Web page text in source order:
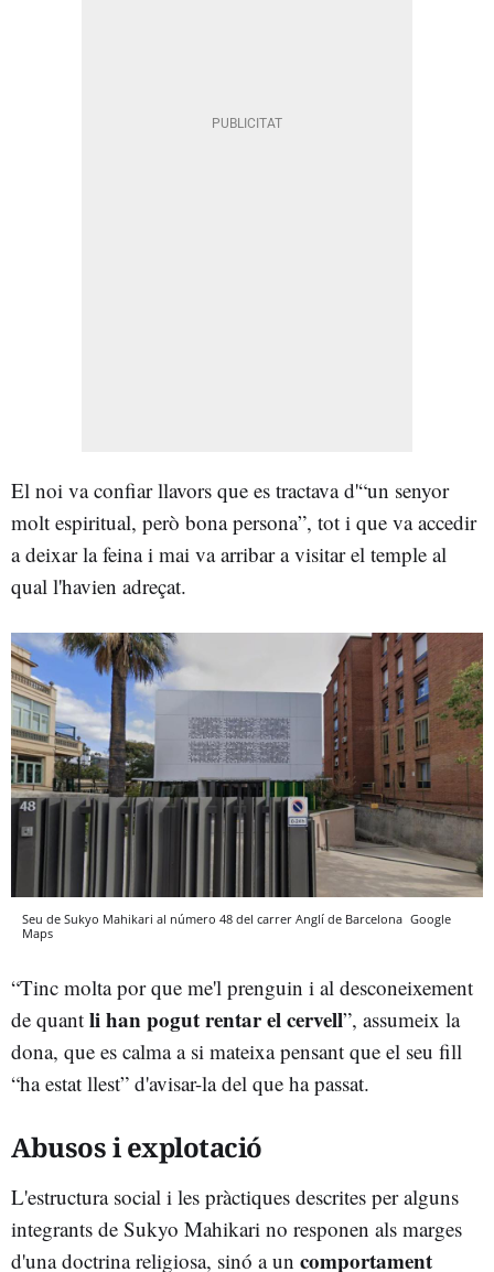
El noi va confiar llavors que es tractava d'“un senyor
molt espiritual, però bona persona”, tot i que va accedir
a deixar la feina i mai va arribar a visitar el temple al
qual l'havien adreçat.
Seu de Sukyo Mahikari al número 48 del carrer Anglí de Barcelona Google
Maps
“Tinc molta por que me'l prenguin i al desconeixement
de quant li han pogut rentar el cervell”, assumeix la
dona, que es calma a si mateixa pensant que el seu fill
“ha estat llest” d'avisar-la del que ha passat.
Abusos i explotació
L'estructura social i les pràctiques descrites per alguns
integrants de Sukyo Mahikari no responen als marges
d'una doctrina religiosa, sinó a un comportament